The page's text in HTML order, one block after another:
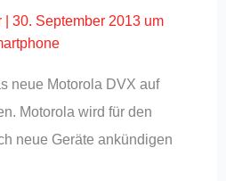
|30. September 2013 um
neue Motorola DVX auf
Motorola wird für den
neue Geräte ankündigen